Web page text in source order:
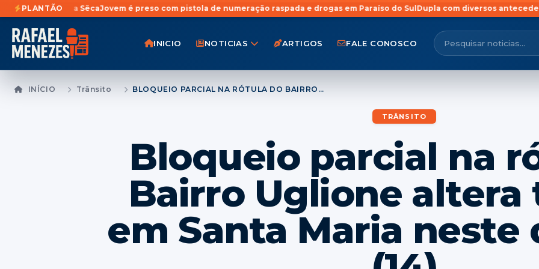
PLANTÃO
SêcaJovem é preso com pistola de numeração raspada e drogas em Paraíso do SulDupla com diversos antecedentes por
INICIO NOTICIAS ARTIGOS FALE CONOSCO
INÍCIO Trânsito BLOQUEIO PARCIAL NA RÓTULA DO BAIRRO UGLIONE ALTERA TRÂNSITO EM SANTA MARIA NESTE DOMINGO (14)
TRÂNSITO
Bloqueio parcial na
Bairro Uglione altera
em Santa Maria neste